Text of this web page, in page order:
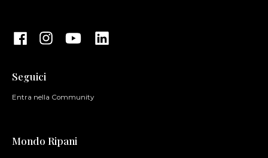
Seguici
Entra nella Community
Mondo Ripani